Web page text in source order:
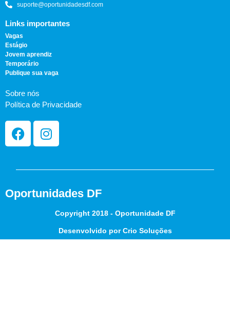
suporte@oportunidadesdf.com
Links importantes
Vagas
Estágio
Jovem aprendiz
Temporário
Publique sua vaga
Sobre nós
Política de Privacidade
Oportunidades DF
Copyright 2018 - Oportunidade DF
Desenvolvido por Crio Soluções